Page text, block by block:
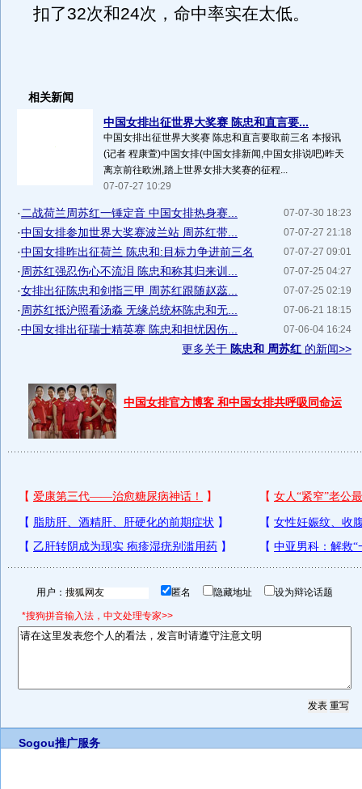
扣了32次和24次，命中率实在太低。
相关新闻
中国女排出征世界大奖赛 陈忠和直言要...
中国女排出征世界大奖赛 陈忠和直言要取前三名 本报讯
(记者 程康萱)中国女排(中国女排新闻,中国女排说吧)昨天
离京前往欧洲,踏上世界女排大奖赛的征程...
07-07-27 10:29
07-07-30 18:23
· 二战荷兰周苏红一锤定音 中国女排热身赛...
07-07-27 21:18
·中国女排参加世界大奖赛波兰站 周苏红带...
07-07-27 09:01
·中国女排昨出征荷兰 陈忠和:目标力争进前三名
07-07-25 04:27
· 周苏红强忍伤心不流泪 陈忠和称其归来训...
07-07-25 02:19
·女排出征陈忠和剑指三甲 周苏红跟随赵蕊...
07-06-21 18:15
· 周苏红抵沪照看汤淼 无缘总统杯陈忠和无...
07-06-04 16:24
·中国女排出征瑞士精英赛 陈忠和担忧因伤...
更多关于 陈忠和 周苏红 的新闻>>
中国女排官方博客 和中国女排共呼吸同命运
用户： 匿名 隐藏地址 设为辩论话题
*搜狗拼音输入法，中文处理专家>>
Sogou推广服务